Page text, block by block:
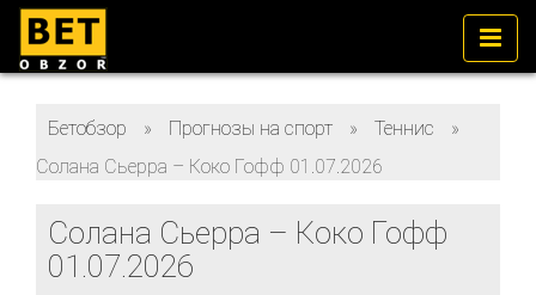
Бетобзор » Прогнозы на спорт » Теннис
»
Солана Сьерра – Коко Гофф 01.07.2026
Солана Сьерра – Коко Гофф
01.07.2026